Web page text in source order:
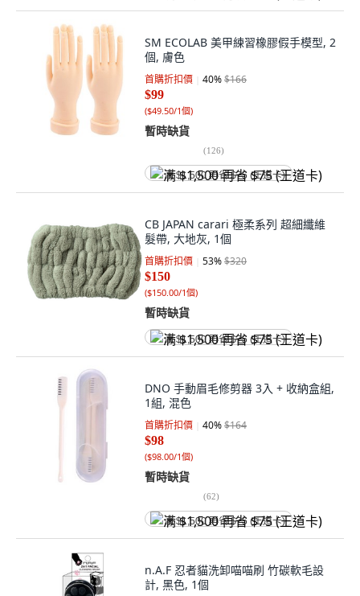
SM ECOLAB 美甲練習橡膠假手模型, 2
個, 膚色
首購折扣價 40%$166
$99
($49.50/1個)
暫時缺貨
(126)
满 $1,500 再省 $75 (王道卡)
CB JAPAN carari 極柔系列 超細纖維
髮帶, 大地灰, 1個
首購折扣價 53%$320
$150
($150.00/1個)
暫時缺貨
满 $1,500 再省 $75 (王道卡)
DNO 手動眉毛修剪器 3入 + 收納盒組,
1組, 混色
首購折扣價 40%$164
$98
($98.00/1個)
暫時缺貨
(62)
满 $1,500 再省 $75 (王道卡)
n.A.F 忍者貓洗卸喵喵刷 竹碳軟毛設
計, 黑色, 1個